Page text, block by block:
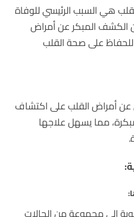
هي السبب الرئيسي للوفاة
الكشف المبكر عن أمراض
للحفاظ على صحة القلب
أمراض القلب على اكتشاف
مما يسهل علاجها
إلى مجموعة من الحالات